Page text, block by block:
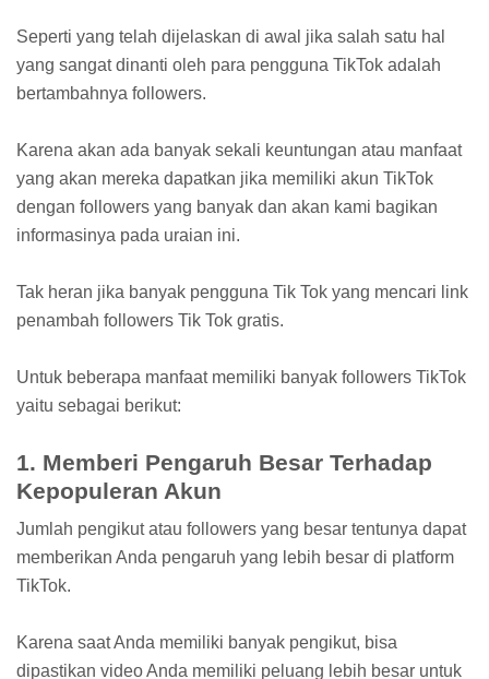
Seperti yang telah dijelaskan di awal jika salah satu hal
yang sangat dinanti oleh para pengguna TikTok adalah
bertambahnya followers.
Karena akan ada banyak sekali keuntungan atau manfaat
yang akan mereka dapatkan jika memiliki akun TikTok
dengan followers yang banyak dan akan kami bagikan
informasinya pada uraian ini.
Tak heran jika banyak pengguna Tik Tok yang mencari link
penambah followers Tik Tok gratis.
Untuk beberapa manfaat memiliki banyak followers TikTok
yaitu sebagai berikut:
1. Memberi Pengaruh Besar Terhadap
Kepopuleran Akun
Jumlah pengikut atau followers yang besar tentunya dapat
memberikan Anda pengaruh yang lebih besar di platform
TikTok.
Karena saat Anda memiliki banyak pengikut, bisa
dipastikan video Anda memiliki peluang lebih besar untuk